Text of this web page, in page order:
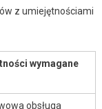
z umiejętnościami
wymagane
obsługa